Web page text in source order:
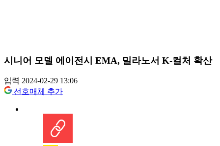
시니어 모델 에이전시 EMA, 밀라노서 K-컬처 확산
입력 2024-02-29 13:06
선호매체 추가